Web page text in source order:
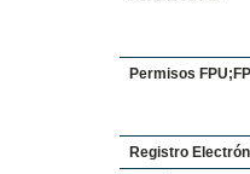
Permisos
Registro